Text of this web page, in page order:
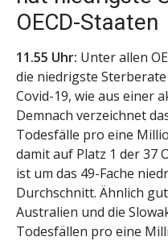
OECD-Staaten
11.55 Uhr: Unter allen
die niedrigste
Covid-19, wie aus einer
Demnach verzeichnet
Todesfälle pro eine
damit auf Platz 1 der 37
ist um das 49-Fache
Durchschnitt. Ähnlich
Australien und die
Todesfällen pro eine